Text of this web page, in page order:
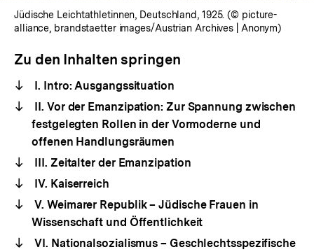
Jüdische Leichtathletinnen, Deutschland, 1925. (© picture-
alliance, brandstaetter images/Austrian Archives | Anonym)
Zu den Inhalten springen
I. Intro: Ausgangssituation
II. Vor der Emanzipation: Zur Spannung zwischen
festgelegten Rollen in der Vormoderne und
offenen Handlungsräumen
III. Zeitalter der Emanzipation
IV. Kaiserreich
V. Weimarer Republik – Jüdische Frauen in
Wissenschaft und Öffentlichkeit
VI. Nationalsozialismus – Geschlechtsspezifische